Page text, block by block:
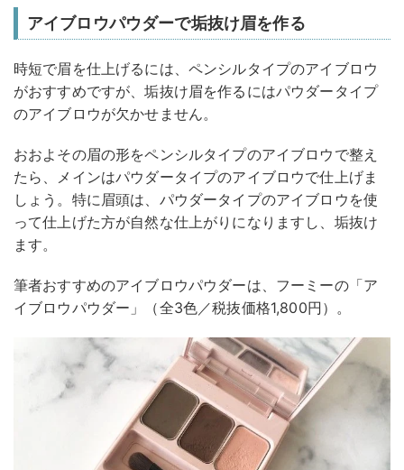
アイブロウパウダーで垢抜け眉を作る
時短で眉を仕上げるには、ペンシルタイプのアイブロウ
がおすすめですが、垢抜け眉を作るにはパウダータイプ
のアイブロウが欠かせません。
おおよその眉の形をペンシルタイプのアイブロウで整え
たら、メインはパウダータイプのアイブロウで仕上げま
しょう。特に眉頭は、パウダータイプのアイブロウを使
って仕上げた方が自然な仕上がりになりますし、垢抜け
ます。
筆者おすすめのアイブロウパウダーは、フーミーの「ア
イブロウパウダー」（全3色／税抜価格1,800円）。